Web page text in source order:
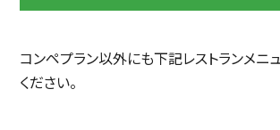
コンペプラン以外にも下記レストランメニ
ください。